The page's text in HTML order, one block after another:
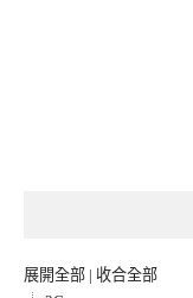
展開全部 | 收合全部